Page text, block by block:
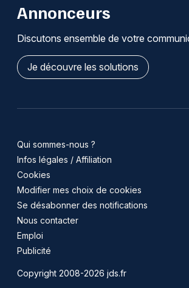
Annonceurs
Discutons ensemble de votre
Je découvre les solutions
Qui sommes-nous ?
Infos légales / Affiliation
Cookies
Modifier mes choix de cookies
Se désabonner des notifications
Nous contacter
Emploi
Publicité
Copyright 2008-2026 jds.fr